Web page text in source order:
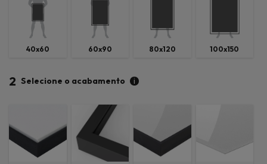
40x60 60x90 80x120 100x150
2 Selecione o acabamento i